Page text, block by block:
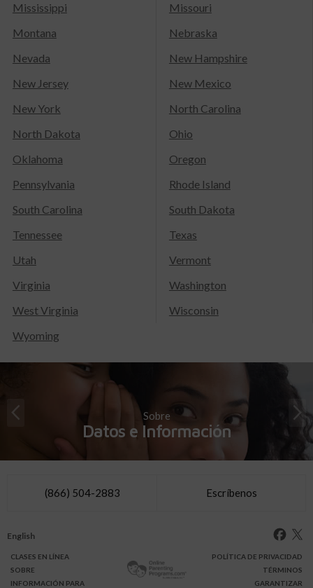
Mississippi
Missouri
Montana
Nebraska
Nevada
New Hampshire
New Jersey
New Mexico
New York
North Carolina
North Dakota
Ohio
Oklahoma
Oregon
Pennsylvania
Rhode Island
South Carolina
South Dakota
Tennessee
Texas
Utah
Vermont
Virginia
Washington
West Virginia
Wisconsin
Wyoming
Sobre
Datos e Información
(866) 504-2883 Escríbenos
English
CLASES EN LÍNEA
SOBRE
INFORMACIÓN PARA
POLÍTICA DE PRIVACIDAD
TÉRMINOS
GARANTIZAR